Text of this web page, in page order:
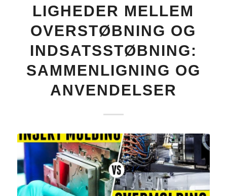
LIGHEDER MELLEM
OVERSTØBNING OG
INDSATSSTØBNING:
SAMMENLIGNING OG
ANVENDELSER